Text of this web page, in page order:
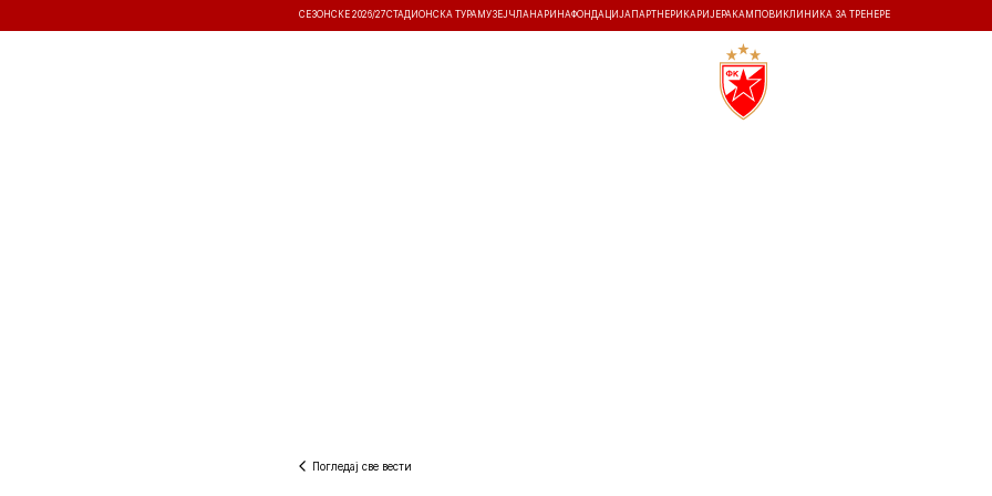
СЕЗОНСКЕ 2026/27СТАДИОНСКА ТУРА МУЗЕЈ ЧЛАНАРИНАФОНДАЦИЈА ПАРТНЕРИ КАРИЈЕРА КАМПОВИ КЛИНИКА ЗА ТРЕНЕРЕ
Погледај све вести